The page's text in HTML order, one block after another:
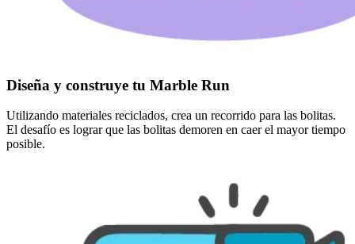
Diseña y construye tu Marble Run
Utilizando materiales reciclados, crea un recorrido para las bolitas.
El desafío es lograr que las bolitas demoren en caer el mayor tiempo
posible.